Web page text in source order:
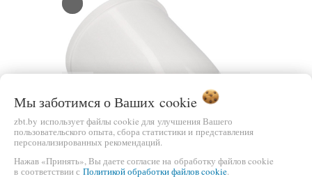
Мы заботимся о Ваших cookie
zbt.by использует файлы cookie для улучшения Вашего
пользовательского опыта, сбора статистики и представления
персонализированных рекомендаций.
Нажав «Принять», Вы даете согласие на обработку файлов cookie
в соответствии с Политикой обработки файлов cookie.